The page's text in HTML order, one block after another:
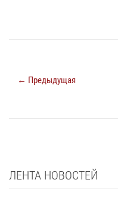
← Предыдущая
ЛЕНТА НОВОСТЕЙ